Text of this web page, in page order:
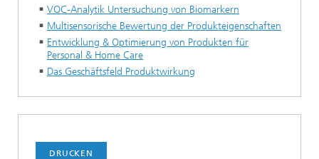
VOC-Analytik Untersuchung von Biomarkern
Multisensorische Bewertung der Produkteigenschaften
Entwicklung & Optimierung von Produkten für
Personal & Home Care
Das Geschäftsfeld Produktwirkung
DRUCKEN